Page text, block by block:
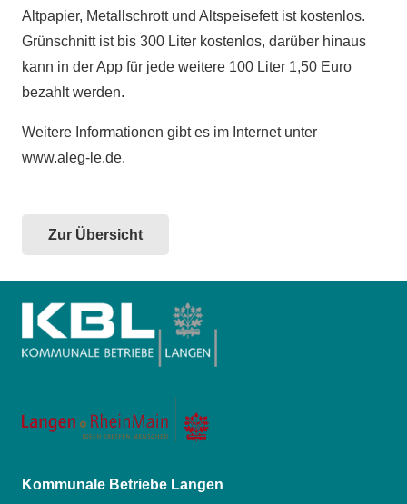
Altpapier, Metallschrott und Altspeisefett ist kostenlos.
Grünschnitt ist bis 300 Liter kostenlos, darüber hinaus
kann in der App für jede weitere 100 Liter 1,50 Euro
bezahlt werden.
Weitere Informationen gibt es im Internet unter
www.aleg-le.de.
Zur Übersicht
Kommunale Betriebe Langen